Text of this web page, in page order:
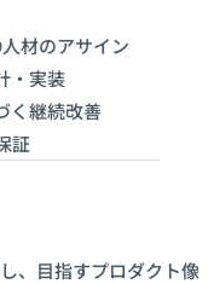
材のアサイン
・実装
く継続改善
証
、目指すプロダクト像